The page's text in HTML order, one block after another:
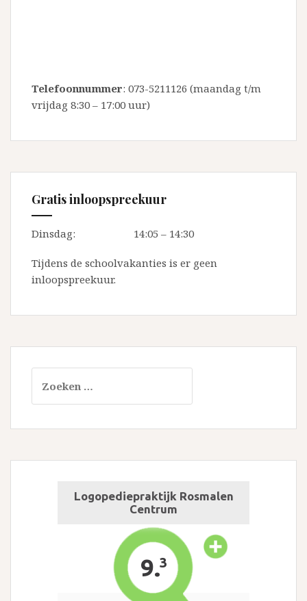
Telefoonnummer: 073-5211126 (maandag t/m
vrijdag 8:30 – 17:00 uur)
Gratis inloopspreekuur
Dinsdag: 14:05 – 14:30
Tijdens de schoolvakanties is er geen
inloopspreekuur.
naar: